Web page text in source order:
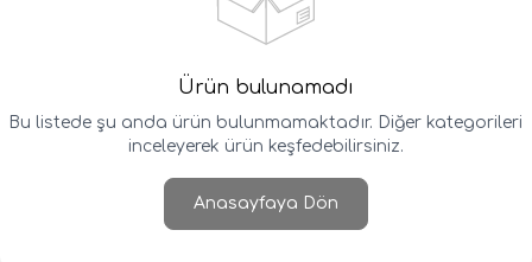
Ürün bulunamadı
Bu listede şu anda ürün bulunmamaktadır. Diğer kategorileri
inceleyerek ürün keşfedebilirsiniz.
Anasayfaya Dön